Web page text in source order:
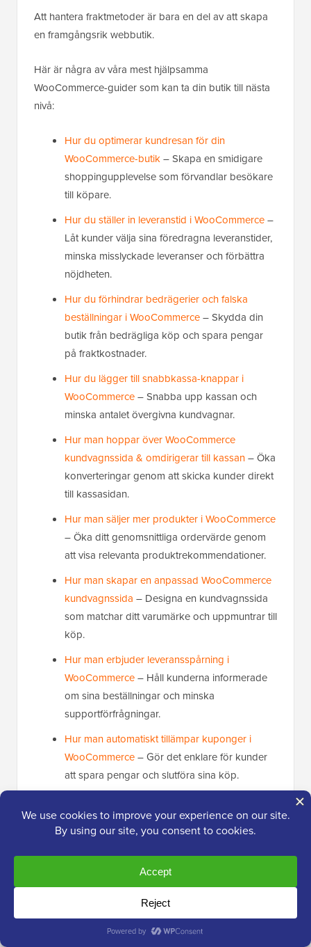
Att hantera fraktmetoder är bara en del av att skapa
en framgångsrik webbutik.
Här är några av våra mest hjälpsamma
WooCommerce-guider som kan ta din butik till nästa
nivå:
Hur du optimerar kundresan för din
WooCommerce-butik– Skapa en smidigare
shoppingupplevelse som förvandlar besökare
till köpare.
Hur du ställer in leveranstid i WooCommerce–
Låt kunder välja sina föredragna leveranstider,
minska misslyckade leveranser och förbättra
nöjdheten.
Hur du förhindrar bedrägerier och falska
beställningar i WooCommerce– Skydda din
butik från bedrägliga köp och spara pengar
på fraktkostnader.
Hur du lägger till snabbkassa-knappar i
WooCommerce– Snabba upp kassan och
minska antalet övergivna kundvagnar.
Hur man hoppar över WooCommerce
kundvagnssida & omdirigerar till kassan– Öka
konverteringar genom att skicka kunder direkt
till kassasidan.
Hur man säljer mer produkter i WooCommerce
– Öka ditt genomsnittliga ordervärde genom
att visa relevanta produktrekommendationer.
Hur man skapar en anpassad WooCommerce
kundvagnssida – Designa en kundvagnssida
som matchar ditt varumärke och uppmuntrar till
köp.
Hur man erbjuder leveransspårning i
WooCommerce– Håll kunderna informerade
om sina beställningar och minska
supportförfrågningar.
Hur man automatiskt tillämpar kuponger i
WooCommerce– Gör det enklare för kunder
att spara pengar och slutföra sina köp.
WooCommerce– Öka försäljningen genom att
erbjuda relevanta tillägg under kassan.
Vanliga frågor om frakt i WooCommerce
Här är några frågor som våra läsare ofta har ställt om
WooCommerce fraktmetoder: